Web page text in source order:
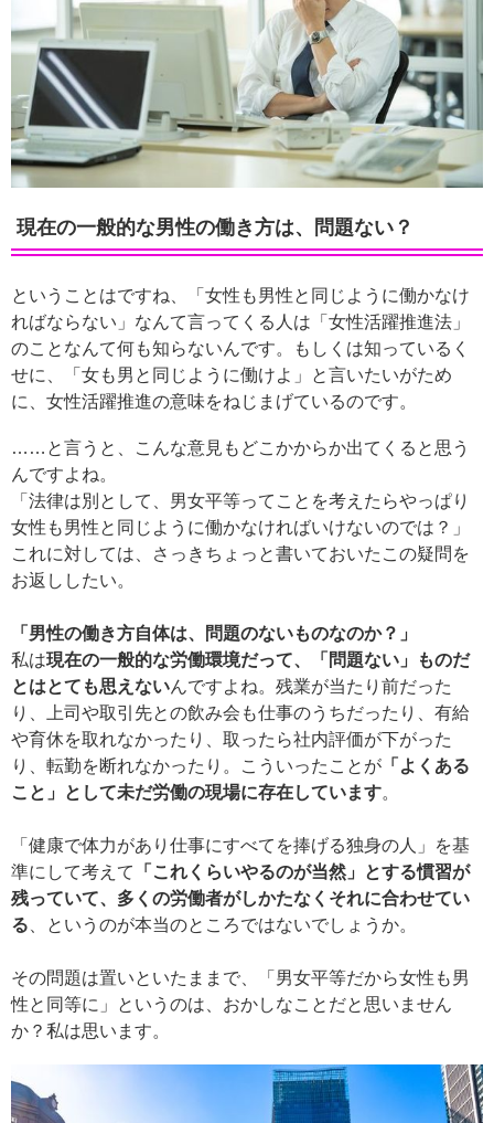
現在の一般的な男性の働き方は、問題ない？
ということはですね、「女性も男性と同じように働かなけ
ればならない」なんて言ってくる人は「女性活躍推進法」
のことなんて何も知らないんです。もしくは知っているく
せに、「女も男と同じように働けよ」と言いたいがため
に、女性活躍推進の意味をねじまげているのです。
……と言うと、こんな意見もどこかからか出てくると思う
んですよね。
「法律は別として、男女平等ってことを考えたらやっぱり
女性も男性と同じように働かなければいけないのでは？」
これに対しては、さっきちょっと書いておいたこの疑問を
お返ししたい。
「男性の働き方自体は、問題のないものなのか？」
私は現在の一般的な労働環境だって、「問題ない」ものだ
とはとても思えないんですよね。残業が当たり前だった
り、上司や取引先との飲み会も仕事のうちだったり、有給
や育休を取れなかったり、取ったら社内評価が下がった
り、転勤を断れなかったり。こういったことが 「よくある
こと」として未だ労働の現場に存在しています。
「健康で体力があり仕事にすべてを捧げる独身の人」を基
準にして考えて
「これくらいやるのが当然」とする慣習が
残っていて、多くの労働者がしかたなくそれに合わせてい
る 、というのが本当のところではないでしょうか。
その問題は置いといたままで、「男女平等だから女性も男
性と同等に」というのは、おかしなことだと思いません
か？私は思います。